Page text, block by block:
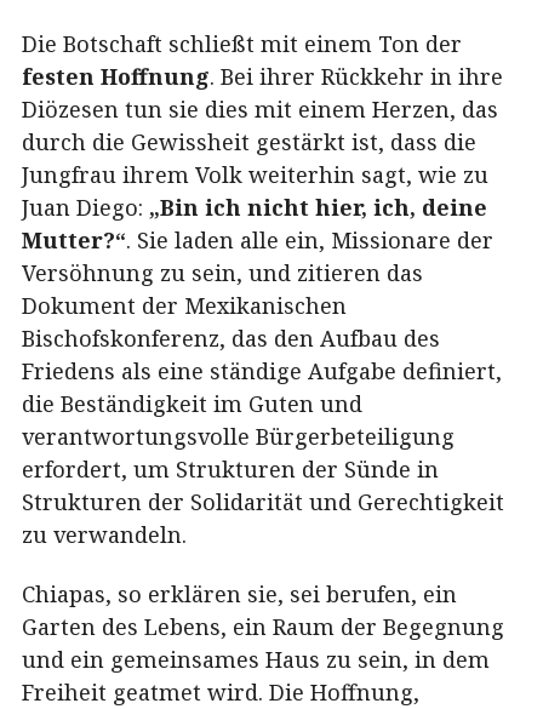
Die Botschaft schließt mit einem Ton der
festen Hoffnung. Bei ihrer Rückkehr in ihre
Diözesen tun sie dies mit einem Herzen, das
durch die Gewissheit gestärkt ist, dass die
Jungfrau ihrem Volk weiterhin sagt, wie zu
Juan Diego: „Bin ich nicht hier, ich, deine
Mutter?“. Sie laden alle ein, Missionare der
Versöhnung zu sein, und zitieren das
Dokument der Mexikanischen
Bischofskonferenz, das den Aufbau des
Friedens als eine ständige Aufgabe definiert,
die Beständigkeit im Guten und
verantwortungsvolle Bürgerbeteiligung
erfordert, um Strukturen der Sünde in
Strukturen der Solidarität und Gerechtigkeit
zu verwandeln.
Chiapas, so erklären sie, sei berufen, ein
Garten des Lebens, ein Raum der Begegnung
und ein gemeinsames Haus zu sein, in dem
Freiheit geatmet wird. Die Hoffnung,